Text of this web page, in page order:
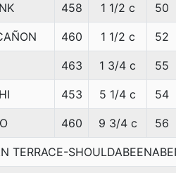
458 1 1/2 c 50
460 1 1/2 c 52
463 1 3/4 c 55
453 5 1/4 c 54
460 9 3/4 c 56
TERRACE-